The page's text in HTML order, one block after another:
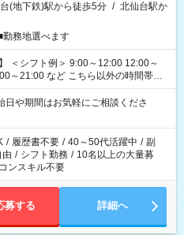
(地下鉄)駅から徒歩5分 / 北仙台駅か
務地選べます
こちら以外の時間帯も
や期間はお気軽にご相談くださ
/ 履歴書不要 / 40～50代活躍中 / 副
由 / シフト勤務 / 10名以上の大量募
ンスキル不要
募する 詳細へ